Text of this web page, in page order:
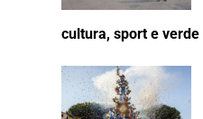
cultura, sport e verde